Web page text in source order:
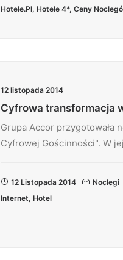
Hotele.pl, Hotele 4*, Ceny
12 listopada 2014
Cyfrowa transformacja
Grupa Accor przygotowała
Cyfrowej Gościnności". W
12 Listopada 2014 Noclegi
Internet, Hotel